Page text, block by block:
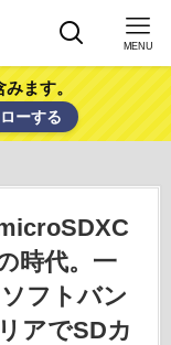
MENU
ます。
ーする
時代。一
フトバン
アでSDカ